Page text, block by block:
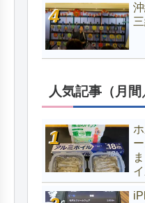
人気記事（月間